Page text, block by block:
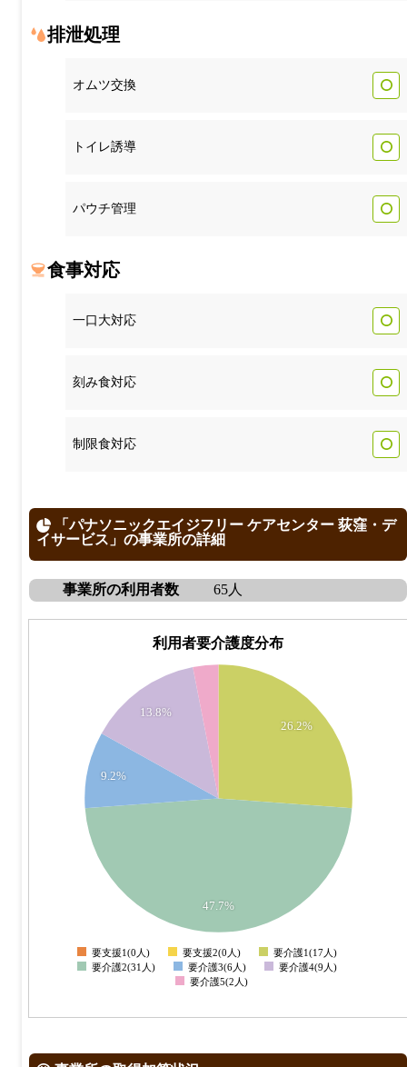
排泄処理
オムツ交換
トイレ誘導
パウチ管理
食事対応
一口大対応
刻み食対応
制限食対応
「パナソニックエイジフリー ケアセンター 荻窪・デ
イサービス」の事業所の詳細
事業所の利用者数 65人
利用者要介護度分布
26.2%
47.7%
9.2%
13.8%
0
要支援1(0人) 要支援2(0人)
要介護1(17人)
要介護2(31人)
要介護3(6人)
要介護4(9人)
要介護5(2人)